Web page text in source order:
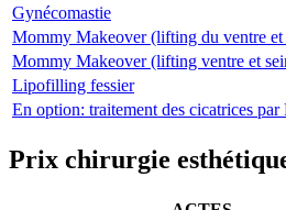
Gynécomastie
Mommy Makeover (lifting du ventre et
Mommy Makeover (lifting ventre et
Lipofilling fessier
En option: traitement des cicatrices
Prix chirurgie